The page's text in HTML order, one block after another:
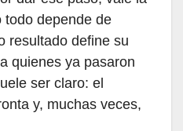
todo depende de
resultado define su
quienes ya pasaron
ser claro: el
y, muchas veces,